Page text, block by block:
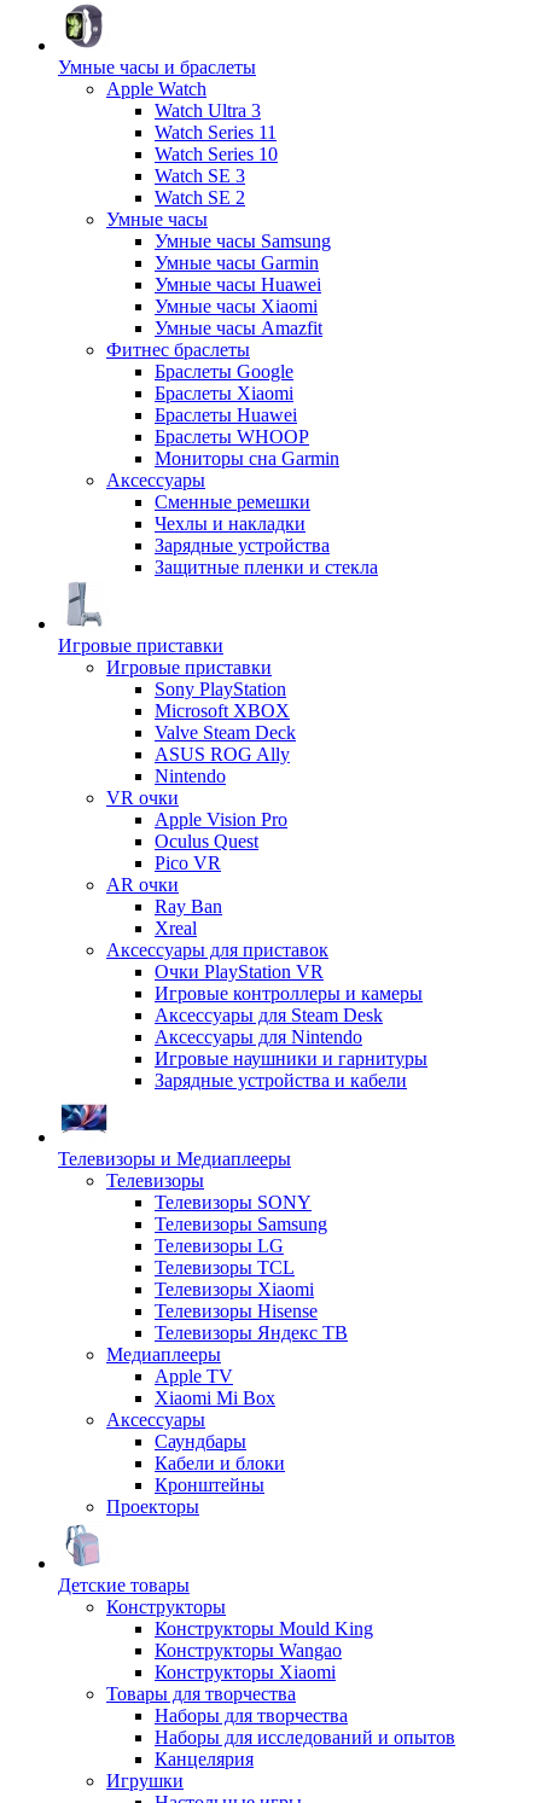
Умные часы и браслеты
Apple Watch
Watch Ultra 3
Watch Series 11
Watch Series 10
Watch SE 3
Watch SE 2
Умные часы
Умные часы Samsung
Умные часы Garmin
Умные часы Huawei
Умные часы Xiaomi
Умные часы Amazfit
Фитнес браслеты
Браслеты Google
Браслеты Xiaomi
Браслеты Huawei
Браслеты WHOOP
Мониторы сна Garmin
Аксессуары
Сменные ремешки
Чехлы и накладки
Зарядные устройства
Защитные пленки и стекла
Игровые приставки
Игровые приставки
Sony PlayStation
Microsoft XBOX
Valve Steam Deck
ASUS ROG Ally
Nintendo
VR очки
Apple Vision Pro
Oculus Quest
Pico VR
AR очки
Ray Ban
Xreal
Аксессуары для приставок
Очки PlayStation VR
Игровые контроллеры и камеры
Аксессуары для Steam Desk
Аксессуары для Nintendo
Игровые наушники и гарнитуры
Зарядные устройства и кабели
Телевизоры и Медиаплееры
Телевизоры
Телевизоры SONY
Телевизоры Samsung
Телевизоры LG
Телевизоры TCL
Телевизоры Xiaomi
Телевизоры Hisense
Телевизоры Яндекс ТВ
Медиаплееры
Apple TV
Xiaomi Mi Box
Аксессуары
Саундбары
Кабели и блоки
Кронштейны
Проекторы
Детские товары
Конструкторы
Конструкторы Mould King
Конструкторы Wangao
Конструкторы Xiaomi
Товары для творчества
Наборы для творчества
Наборы для исследований и опытов
Канцелярия
Игрушки